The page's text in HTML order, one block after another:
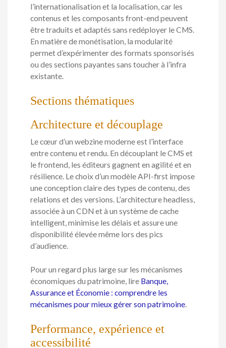
l’internationalisation et la localisation, car les
contenus et les composants front-end peuvent
être traduits et adaptés sans redéployer le CMS.
En matière de monétisation, la modularité
permet d’expérimenter des formats sponsorisés
ou des sections payantes sans toucher à l’infra
existante.
Sections thématiques
Architecture et découplage
Le cœur d’un webzine moderne est l’interface
entre contenu et rendu. En découplant le CMS et
le frontend, les éditeurs gagnent en agilité et en
résilience. Le choix d’un modèle API-first impose
une conception claire des types de contenu, des
relations et des versions. L’architecture headless,
associée à un CDN et à un système de cache
intelligent, minimise les délais et assure une
disponibilité élevée même lors des pics
d’audience.
Pour un regard plus large sur les mécanismes
économiques du patrimoine, lire Banque,
Assurance et Économie : comprendre les
mécanismes pour mieux gérer son patrimoine
Performance, expérience et
accessibilité